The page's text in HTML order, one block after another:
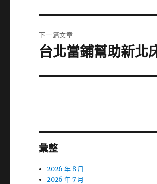
篇
文
章:
下一篇文章
下
篇
台北當鋪幫助新北
彙整
2026 年 8 月
2026 年 7 月